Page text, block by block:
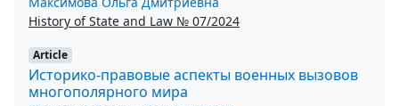
History of State and Law № 07/2024
Article
Историко-правовые аспекты военных вызовов
многополярного мира